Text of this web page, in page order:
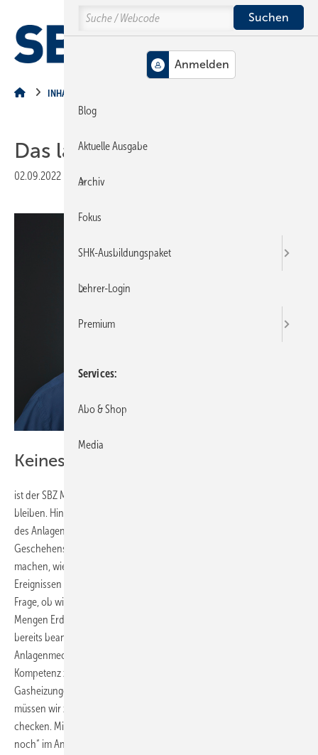
Hauptinhalt
Hauptmenü
SiteSearch
INHALT
Das läuft
02.09.2022 Veröffentlicht in
Keinesfalls ...
ist der SBZ Monteur ein politisches Magazin. Das wird auch so
bleiben. Hin und wieder streifen aber Themen aus dem Berufsumfeld
des Anlagenmechanikers die Themen des aktuellen politischen
Geschehens. In solchen Fällen müssen wir uns zumindest Gedanken
machen, wie wir die Dinge unseres täglichen Jobs mit diesen
Ereignissen und Entscheidungen zusammenbringen. So auch jetzt. Die
Frage, ob wir als Bürger des Landes in diesem Jahr erhebliche
Mengen Erdgas gegenüber den Vorjahren einsparen müssen, ist
bereits beantwortet. Es stellt sich noch die Frage, welche Rolle der
Anlagenmechaniker spielen soll und kann. Man spricht uns die
Kompetenz zu, dass wir in den Haushalten mit zentralen
Gasheizungen für erhebliche Einsparungen sorgen können. Dazu
müssen wir zuerst einmal nur tätig werden und diese Heizungsanlagen
checken. Mit dem Ergebnis eines solchen Checks sollen wir dann „nur
noch“ im Anschluss die in Erfahrung gebrachten Verbesserungen
Search
Blog
Aktuelle Ausgabe
Archiv
Fokus
SHK-Ausbildungspaket
Lehrer-Login
Premium
Services
Abo & Shop
Media